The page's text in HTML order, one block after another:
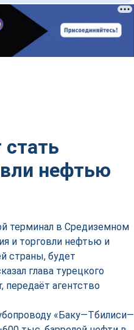
нефтью
терминал в Средиземном
и торговли нефтью и
страны, будет
глава турецкого
передаёт агентство
«Баку—Тбилиси—